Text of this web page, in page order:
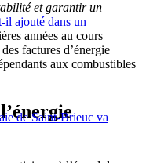
et garantir un
il ajouté dans un
années au cours
factures d’énergie
aux combustibles
de Saint-Brieuc va